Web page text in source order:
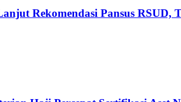
Rekomendasi Pansus RSUD,